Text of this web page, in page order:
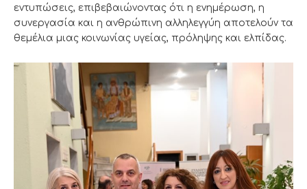
εντυπώσεις, επιβεβαιώνοντας ότι η ενημέρωση, η
συνεργασία και η ανθρώπινη αλληλεγγύη αποτελούν τα
θεμέλια μιας κοινωνίας υγείας, πρόληψης και ελπίδας.